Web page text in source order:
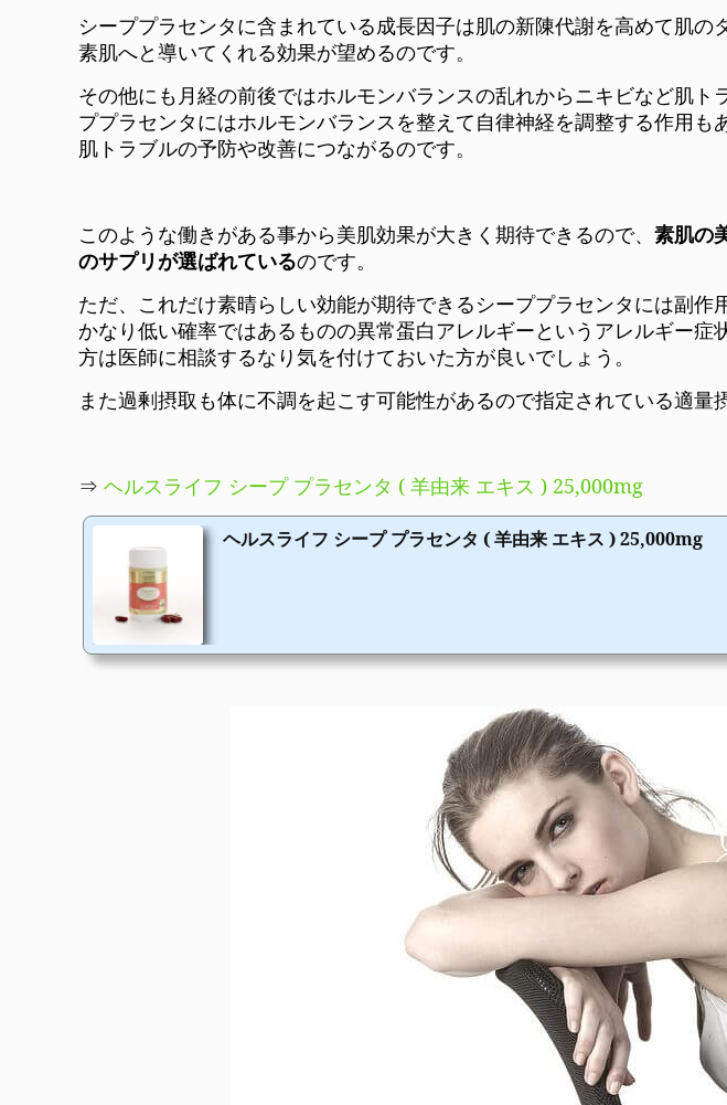
シーププラセンタに含まれている成長因子は肌の新陳代謝を高めて肌の
素肌へと導いてくれる効果が望めるのです。
その他にも月経の前後ではホルモンバランスの乱れからニキビなど肌ト
ププラセンタにはホルモンバランスを整えて自律神経を調整する作用も
肌トラブルの予防や改善につながるのです。
このような働きがある事から美肌効果が大きく期待できるので、素肌の
のサプリが選ばれているのです。
ただ、これだけ素晴らしい効能が期待できるシーププラセンタには副作
かなり低い確率ではあるものの異常蛋白アレルギーというアレルギー症
方は医師に相談するなり気を付けておいた方が良いでしょう。
また過剰摂取も体に不調を起こす可能性があるので指定されている適量
⇒ヘルスライフ シープ プラセンタ ( 羊由来 エキス ) 25,000mg
ヘルスライフ シープ プラセンタ ( 羊由来 エキス ) 25,000mg